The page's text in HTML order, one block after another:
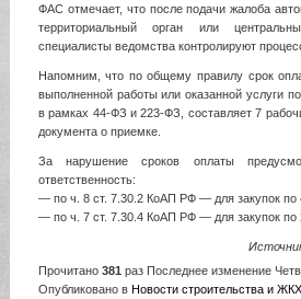
ФАС отмечает, что после подачи жалоба
территориальный орган или
специалисты ведомства контролируют
Напомним, что по общему правилу срок
выполненной работы или оказанной услуги
в рамках 44-ФЗ и 223-ФЗ, составляет 7
документа о приемке.
За нарушение сроков оплаты
ответственность:
— по ч. 8 ст. 7.30.2 КоАП РФ — для закупок по
— по ч. 7 ст. 7.30.4 КоАП РФ — для закупок по
Прочитано 381 раз Последнее изменение
Опубликовано в Новости строительства и ЖКХ